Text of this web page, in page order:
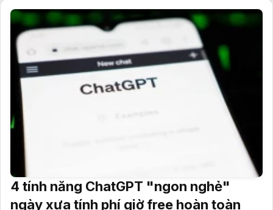
4 tính năng ChatGPT "ngon nghẻ"
ngày xưa tính phí giờ free hoàn toàn